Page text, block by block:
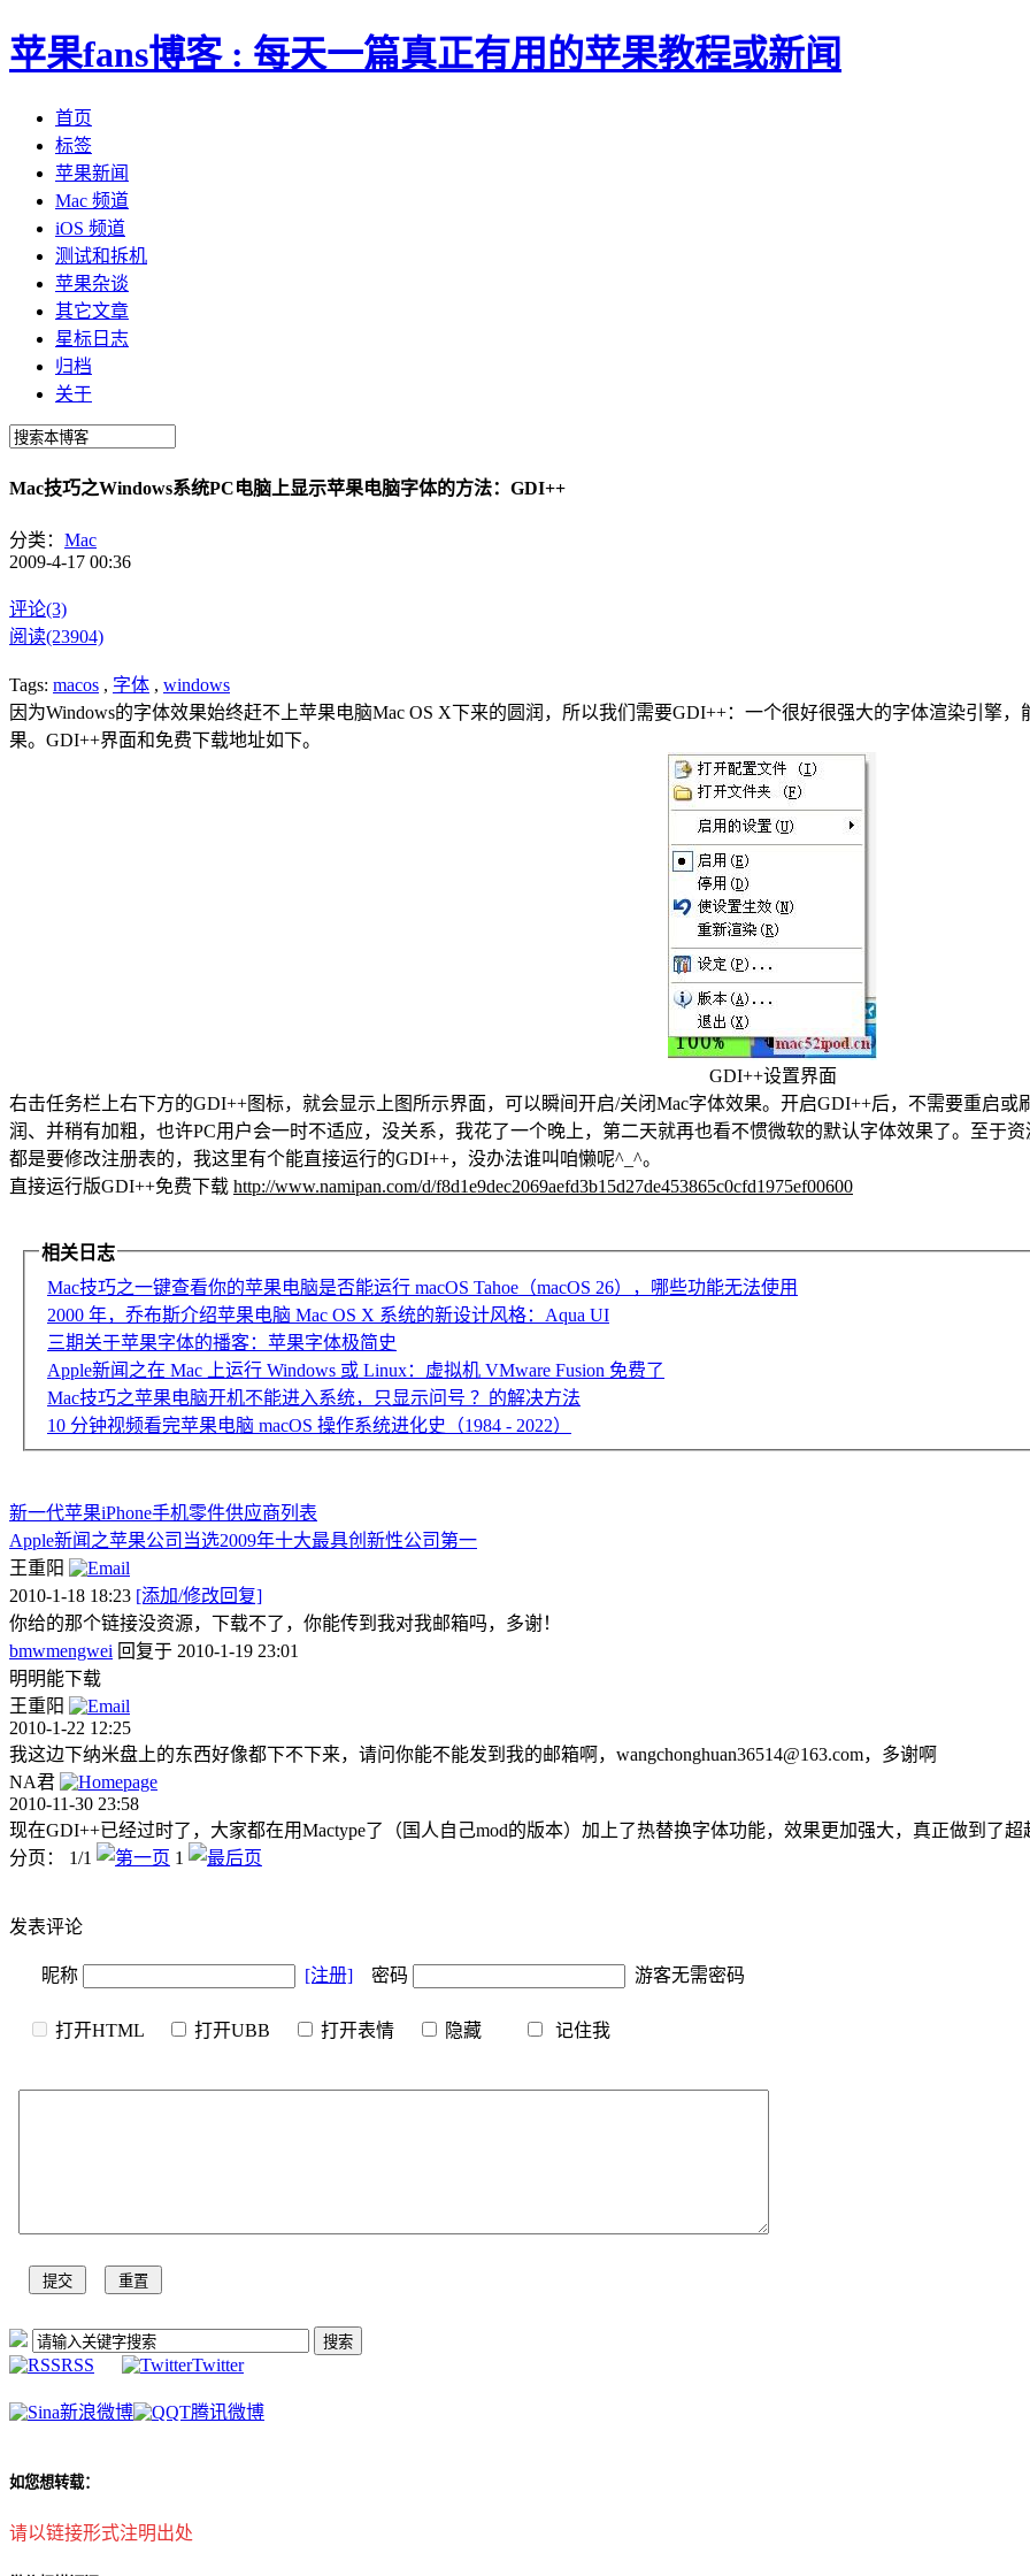
苹果fans博客 : 每天一篇真正有用的苹果教程或新闻
首页
标签
苹果新闻
Mac 频道
iOS 频道
测试和拆机
苹果杂谈
其它文章
星标日志
归档
关于
Mac技巧之Windows系统PC电脑上显示苹果电脑字体的方法：GDI++
分类： Mac
2009-4-17 00:36
评论(3)
阅读(23904)
Tags: macos , 字体 , windows
因为Windows的字体效果始终赶不上苹果电脑Mac OS X下来的圆润，所以我们需要GDI++：一个很好很强大的字体渲染引擎，
果。 GDI++界面和免费下载地址如下。
GDI++设置界面
右击任务栏上右下方的GDI++图标，就会显示上图所示界面，可以瞬间开启/关闭Mac字体效果。 开启GDI++后，不需要重启或
润、并稍有加粗，也许PC用户会一时不适应，没关系，我花了一个晚上，第二天就再也看不惯微软的默认字体效果了。至于
都是要修改注册表的，我这里有个能直接运行的GDI++，没办法谁叫咱懒呢^_^。
直接运行版GDI++免费下载 http://www.namipan.com/d/f8d1e9dec2069aefd3b15d27de453865c0cfd1975ef00600
相关日志
Mac技巧之一键查看你的苹果电脑是否能运行 macOS Tahoe（macOS 26），哪些功能无法使用
2000 年，乔布斯介绍苹果电脑 Mac OS X 系统的新设计风格：Aqua UI
三期关于苹果字体的播客：苹果字体极简史
Apple新闻之在 Mac 上运行 Windows 或 Linux：虚拟机 VMware Fusion 免费了
Mac技巧之苹果电脑开机不能进入系统，只显示问号 ？的解决方法
10 分钟视频看完苹果电脑 macOS 操作系统进化史（1984 - 2022）
新一代苹果iPhone手机零件供应商列表
Apple新闻之苹果公司当选2009年十大最具创新性公司第一
王重阳
2010-1-18 18:23 [添加/修改回复]
你给的那个链接没资源，下载不了，你能传到我对我邮箱吗，多谢！
bmwmengwei 回复于 2010-1-19 23:01
明明能下载
王重阳
2010-1-22 12:25
我这边下纳米盘上的东西好像都下不下来，请问你能不能发到我的邮箱啊， wangchonghuan36514@163.com，多谢啊
NA君
2010-11-30 23:58
现在GDI++已经过时了，大家都在用Mactype了（国人自己mod的版本）加上了热替换字体功能，效果更加强大，真正做到了超
分页： 1/1
1
发表评论
昵称 [注册] 密码 游客无需密码
打开HTML 打开UBB 打开表情 隐藏 记住我
RSS Twitter
新浪微博 腾讯微博
如您想转载：
请以链接形式注明出处